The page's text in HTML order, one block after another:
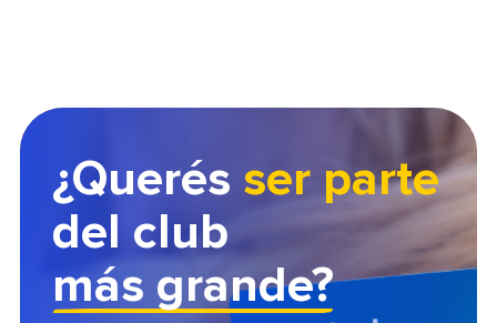
¿Querés ser parte
del club
más grande?